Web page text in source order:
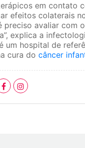
em contato
efeitos colaterais
preciso avaliar com
explica a
um hospital de
cura do câncer